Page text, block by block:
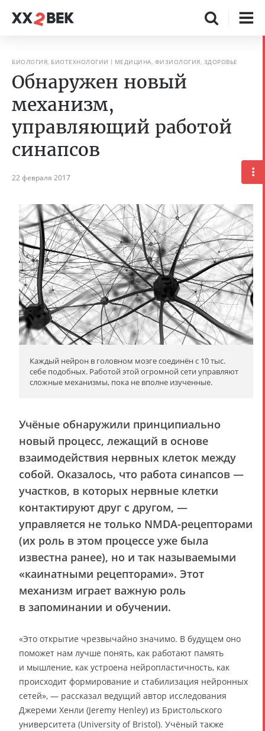
БИОЛОГИЯ, БИОТЕХНОЛОГИИ МЕДИЦИНА, ФИЗИОЛОГИЯ, ЗДОРОВЬЕ
Обнаружен новый
механизм,
управляющий работой
синапсов
22 февраля 2017
Каждый нейрон в головном мозге соединён с 10 тыс.
себе подобных. Работой этой огромной сети управляют
сложные механизмы, пока не вполне изученные.
Учёные обнаружили принципиально
новый процесс, лежащий в основе
взаимодействия нервных клеток между
собой. Оказалось, что работа синапсов —
участков, в которых нервные клетки
контактируют друг с другом, —
управляется не только NMDA-рецепторами
(их роль в этом процессе уже была
известна ранее), но и так называемыми
«каинатными рецепторами». Этот
механизм играет важную роль
в запоминании и обучении.
«Это открытие чрезвычайно значимо. В будущем оно
поможет нам лучше понять, как работают память
и мышление, как устроена нейропластичность, как
происходит формирование и стабилизация нейронных
сетей», — рассказал ведущий автор исследования
Джереми Хенли (Jeremy Henley) из Бристольского
университета (University of Bristol). Учёный также